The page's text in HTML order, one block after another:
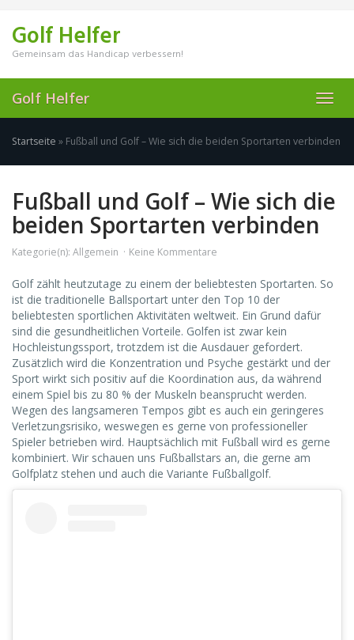
main
content
Golf Helfer
Gemeinsam das Handicap verbessern!
Golf Helfer
Startseite » Fußball und Golf – Wie sich die beiden Sportarten verbinden
Fußball und Golf – Wie sich die
beiden Sportarten verbinden
Kategorie(n): Allgemein Keine Kommentare
Golf zählt heutzutage zu einem der beliebtesten Sportarten. So
ist die traditionelle Ballsportart unter den Top 10 der
beliebtesten sportlichen Aktivitäten weltweit. Ein Grund dafür
sind die gesundheitlichen Vorteile. Golfen ist zwar kein
Hochleistungssport, trotzdem ist die Ausdauer gefordert.
Zusätzlich wird die Konzentration und Psyche gestärkt und der
Sport wirkt sich positiv auf die Koordination aus, da während
einem Spiel bis zu 80 % der Muskeln beansprucht werden.
Wegen des langsameren Tempos gibt es auch ein geringeres
Verletzungsrisiko, weswegen es gerne von professioneller
Spieler betrieben wird. Hauptsächlich mit Fußball wird es gerne
kombiniert. Wir schauen uns Fußballstars an, die gerne am
Golfplatz stehen und auch die Variante Fußballgolf.